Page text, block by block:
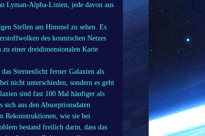
Lyman-Alpha-Linien, jede davon aus
Stellen am Himmel zu sehen. Es
des kosmischen Netzes
zu einer dreidimensionalen Karte
Sternenlicht ferner Galaxien als
nicht unterschieden, sondern es geht
sind fast 100 Mal häufiger als
aus den Absorptionsdaten
Rekonstruktionen, wie sie bei
bestand freilich darin, dass das